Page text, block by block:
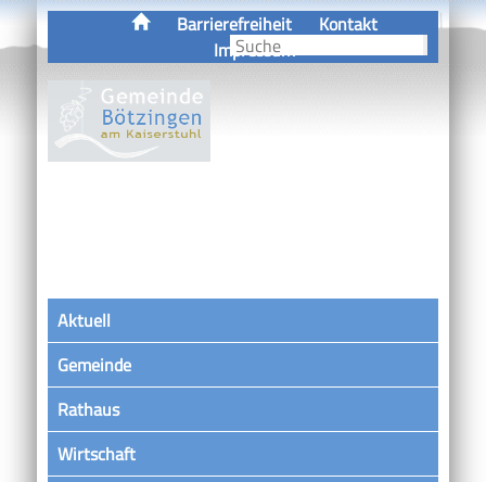
Barrierefreiheit
Kontakt
Impressum
Aktuell
Gemeinde
Rathaus
Wirtschaft